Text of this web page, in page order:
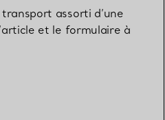
assorti d’une
et le formulaire à